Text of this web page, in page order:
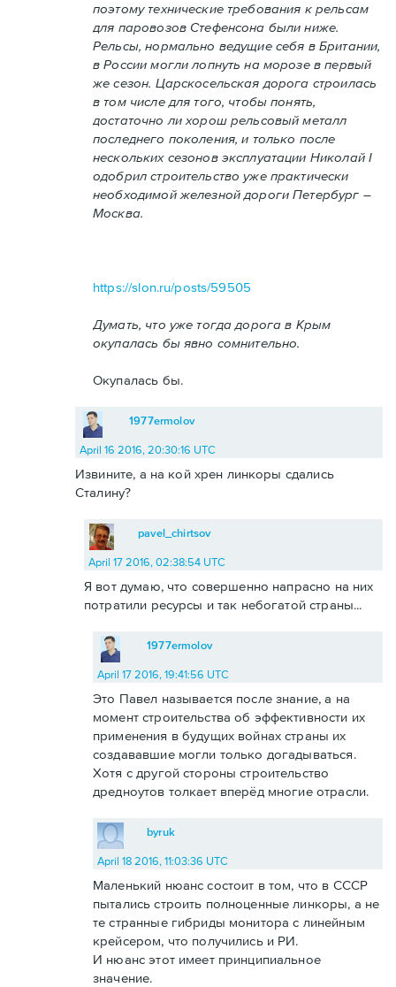
поэтому технические требования к рельсам
для паровозов Стефенсона были ниже.
Рельсы, нормально ведущие себя в Британии,
в России могли лопнуть на морозе в первый
же сезон. Царскосельская дорога строилась
в том числе для того, чтобы понять,
достаточно ли хорош рельсовый металл
последнего поколения, и только после
нескольких сезонов эксплуатации Николай I
одобрил строительство уже практически
необходимой железной дороги Петербург –
Москва.
https://slon.ru/posts/59505
Думать, что уже тогда дорога в Крым
окупалась бы явно сомнительно.
Окупалась бы.
1977ermolov
April 16 2016, 20:30:16 UTC
Извините, а на кой хрен линкоры сдались
Сталину?
pavel_chirtsov
April 17 2016, 02:38:54 UTC
Я вот думаю, что совершенно напрасно на них
потратили ресурсы и так небогатой страны...
1977ermolov
April 17 2016, 19:41:56 UTC
Это Павел называется после знание, а на
момент строительства об эффективности их
применения в будущих войнах страны их
создававшие могли только догадываться.
Хотя с другой стороны строительство
дредноутов толкает вперёд многие отрасли.
byruk
April 18 2016, 11:03:36 UTC
Маленький нюанс состоит в том, что в СССР
пытались строить полноценные линкоры, а не
те странные гибриды монитора с линейным
крейсером, что получились и РИ.
И нюанс этот имеет принципиальное
значение.